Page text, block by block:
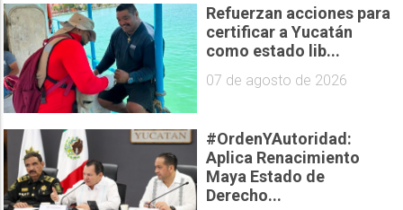
Refuerzan acciones para
certificar a Yucatán
como estado lib...
07 de agosto de 2026
#OrdenYAutoridad:
Aplica Renacimiento
Maya Estado de
Derecho...